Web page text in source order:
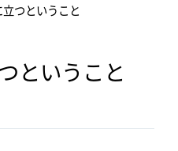
つということ
ということ